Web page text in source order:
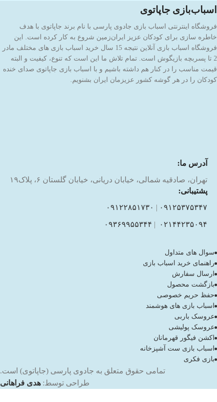
اسباب‌بازی جاپاتوی
فروشگاه اینترنتی اسباب بازی جادوی پارسی با نام برند جاپاتوی با هدف
خاطره سازی برای کودکان عزیز ایران‌زمین شروع به کار کرده است. این
فروشگاه اسباب بازی آنلاین نتیجه 15 سال خرید اسباب بازی های مختلف مادر
2 تا پسربچه بازیگوش است. تمام تلاش ما این است که تنوع، کیفیت و البته
قیمت مناسب را در کنار هم داشته باشیم و با اسباب بازی جاپاتوی صدای خنده
کودکان را در هر گوشه کشور عزیزمان ایران بشنویم.
آدرس ما:
تهران، صادقیه شمالی، خیابان دریانی، خیابان گلستان ۶، پلاک۱۹
پشتیبانی:
۰۹۱۲۵۳۷۵۳۴۷ | ۰۹۱۲۲۸۵۱۷۳۰
۰۲۱۴۴۲۳۵۰۹۴ | ۰۹۳۶۹۹۵۵۳۴۴
سوال های متداول
راهنمای خرید اسباب بازی
ارسال سفارش
بازگشت محصول
حفظ حریم خصوصی
اسباب بازی های هوشمند
عروسک باربی
عروسک پولیشی
اکشن فیگور قهرمانان
اسباب بازی ست آشپزخانه
بازی فکری
تمامی حقوق متعلق به جادوی پارسی (جاپاتوی) است.
طراحی توسط: هدی فراهانی